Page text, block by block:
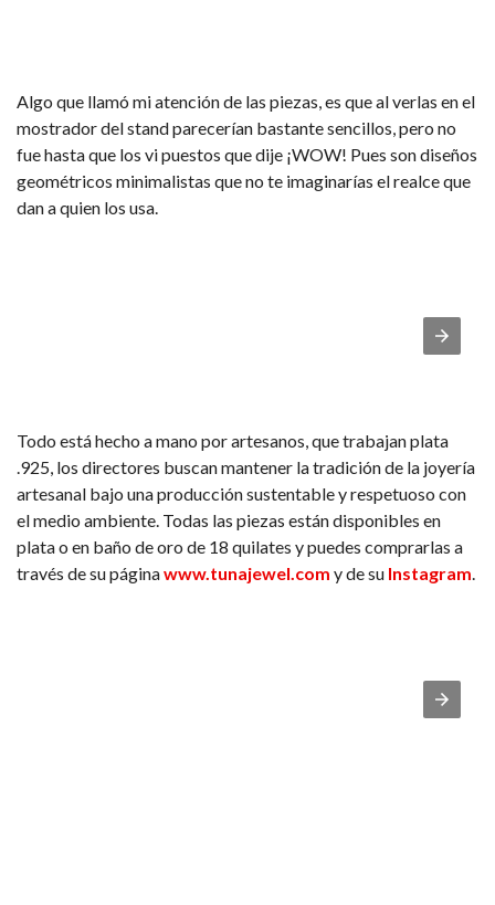
Algo que llamó mi atención de las piezas, es que al verlas en el
mostrador del stand parecerían bastante sencillos, pero no
fue hasta que los vi puestos que dije ¡WOW! Pues son diseños
geométricos minimalistas que no te imaginarías el realce que
dan a quien los usa.
Todo está hecho a mano por artesanos, que trabajan plata
.925, los directores buscan mantener la tradición de la joyería
artesanal bajo una producción sustentable y respetuoso con
el medio ambiente. Todas las piezas están disponibles en
plata o en baño de oro de 18 quilates y puedes comprarlas a
través de su páginawww.tunajewel.com y de su Instagram.